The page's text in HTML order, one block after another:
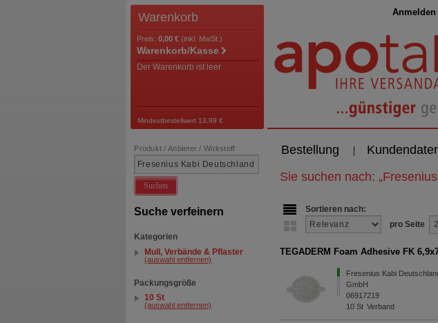
Anmelden
Warenkorb
Preis: 0,00 € (inkl. MwSt.)
Warenkorb/Kasse
Der Warenkorb ist leer
Mindestbestellwert 13,99 €
Bestellung
Produkt / Anbieter / Wirkstoff
Suchen
Suche verfeinern
Kategorien
Mull, Verbände & Pflaster
(auswahl entfernen)
Packungsgröße
10 St
(auswahl entfernen)
Sie suchen nach: „
Sortieren nach:
pro Seite
TEGADERM Foam Adhesive FK
Fresenius Kabi
GmbH
06917219
10St Verband